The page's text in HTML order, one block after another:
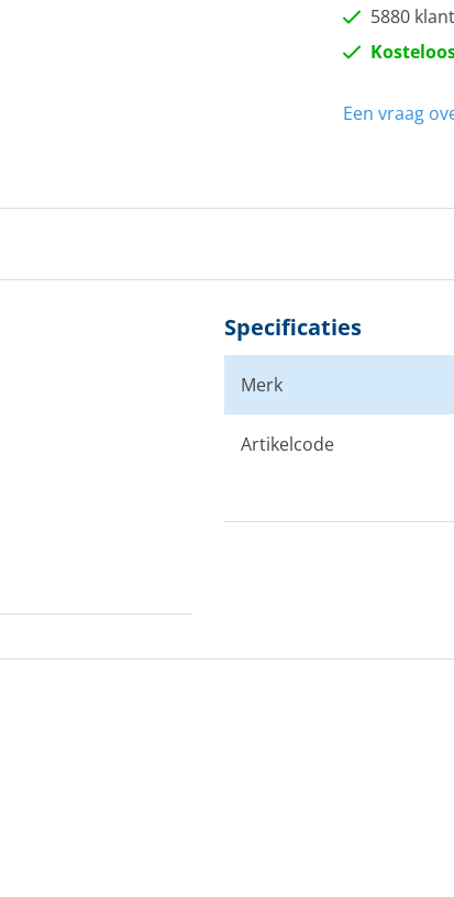
5880
Een vraag
Specificaties
Merk
Artikelcode